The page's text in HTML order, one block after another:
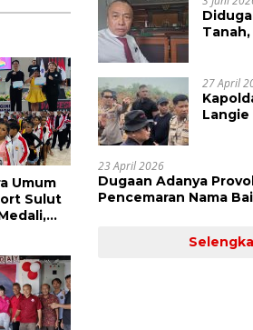
Umum
Sulut
27 April
23 April 2026
Dugaan Adanya
Pencemaran Nama